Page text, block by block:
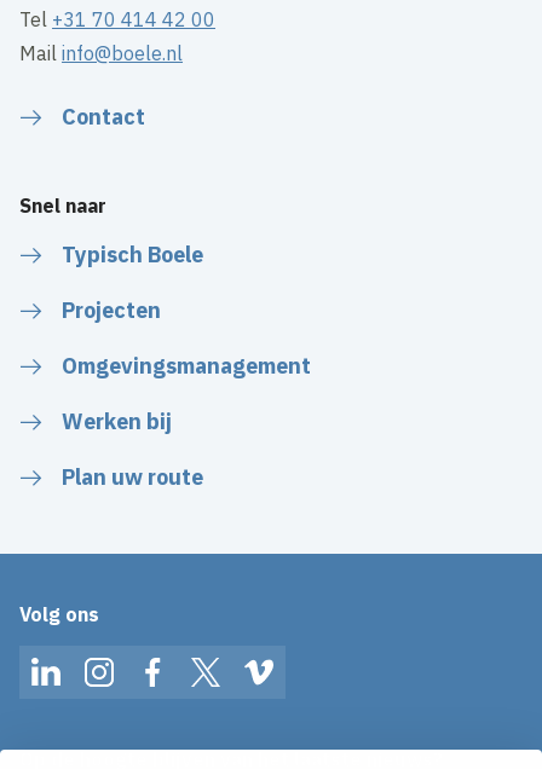
Tel +31 70 414 42 00
Mailinfo@boele.nl
Contact
Snel naar
Typisch Boele
Projecten
Omgevingsmanagement
Werken bij
Plan uw route
Volg ons
LinkedInInstagramFacebookTwitterVimeo